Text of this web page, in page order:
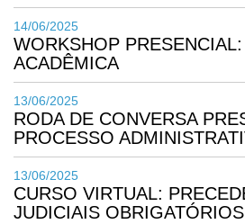
14/06/2025
WORKSHOP
ACADÊMICA
13/06/2025
RODA DE CONVERSA
PROCESSO
13/06/2025
CURSO VIRTUAL:
JUDICIAIS OBRIGATÓRIOS